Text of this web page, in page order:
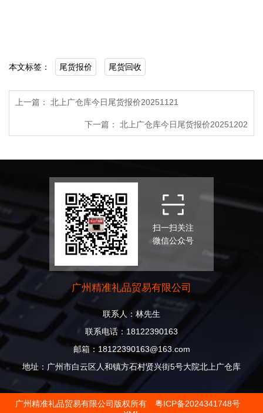
本文标签： 尾货报价 尾货回收
上一篇： 北上广仓库今日尾货报价20251121
下一篇： 北上广仓库今日尾货报价20251202
扫一扫关注
微信公众号
广州精准礼品贸易有限公司
联系人：林先生
联系电话：18122390163
邮箱：18122390163@163.com
地址：广州市白云区人和镇方石村贤兴街5号大院北上广仓库
广州精准礼品贸易有限公司版权所有 粤ICP备2024341748号